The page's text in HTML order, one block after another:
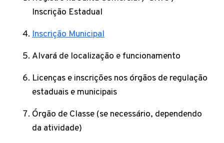
Inscrição Estadual
Inscrição Municipal
Alvará de localização e funcionamento
Licenças e inscrições nos órgãos de regulação
estaduais e municipais
Órgão de Classe (se necessário, dependendo
da atividade)